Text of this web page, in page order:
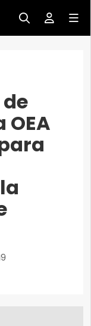
OEA